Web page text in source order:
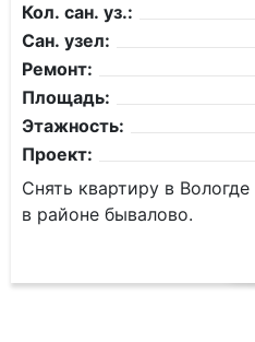
Кол. сан. уз.:
Сан. узел:
Ремонт:
Площадь:
Этажность:
Проект:
Снять квартиру в
в районе бывалово.